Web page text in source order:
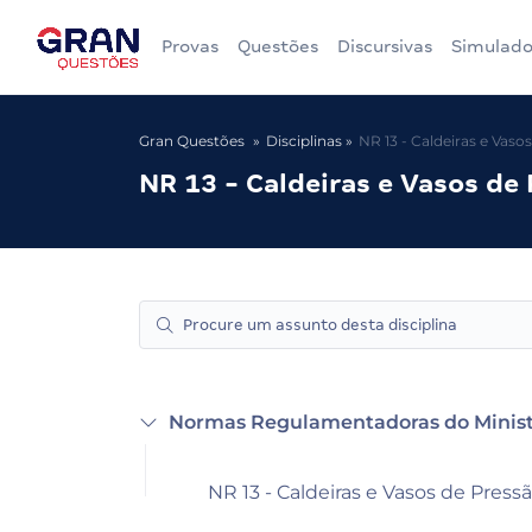
Provas Questões Discursivas
Gran Questões Disciplinas NR 13 - Caldeiras e
NR 13 - Caldeiras e Vasos de
Normas Regulamentadoras do
NR 13 - Caldeiras e Vasos de